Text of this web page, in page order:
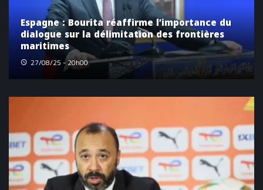
Espagne : Bourita réaffirme l’importance du
dialogue sur la délimitation des frontières
maritimes
27/08/25 - 20h00